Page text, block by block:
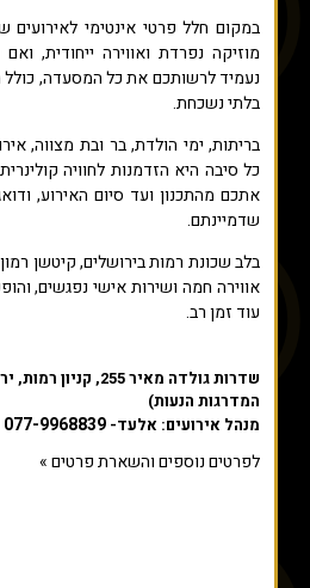
מוזיקה נפרדת ואווירה ייחודית,
נעמיד לרשותכם את כל המסעדה, כולל
בלתי נשכחת.
בריתות, ימי הולדת, בר ובת מצווה,
כל סיבה היא הזדמנות לחוויה
אתכם מהתכנון ועד סיום האירוע,
שדמיינתם.
בלב שכונת רמות בירושלים, קיטשן
אווירה חמה ושירות אישי נפגשים,
עוד זמן רב.
המדרגות הנעות)
מנהל אירועים: אלעד- 077-9968839
לפרטים נוספים והשארת פרטים »